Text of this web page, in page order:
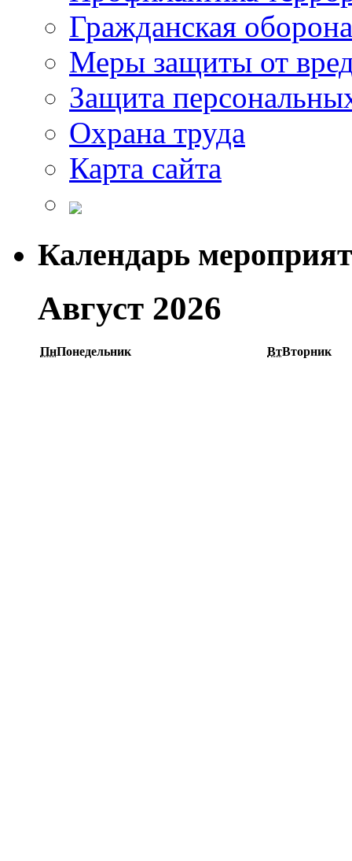
Гражданская оборона
Меры защиты от
Защита
Охрана труда
Карта сайта
Календарь
Август 2026
ПнПонедельник ВтВторник